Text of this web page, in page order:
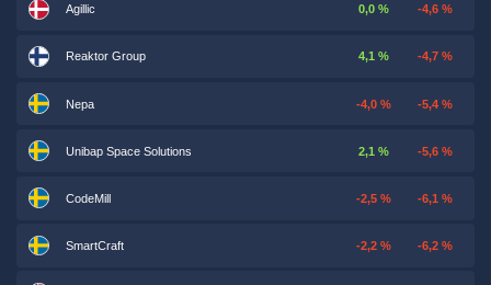
Agillic 0,0 % -4,6 %
Reaktor Group 4,1 % -4,7 %
Nepa -4,0 % -5,4 %
Unibap Space Solutions 2,1 % -5,6 %
CodeMill -2,5 % -6,1 %
SmartCraft -2,2 % -6,2 %